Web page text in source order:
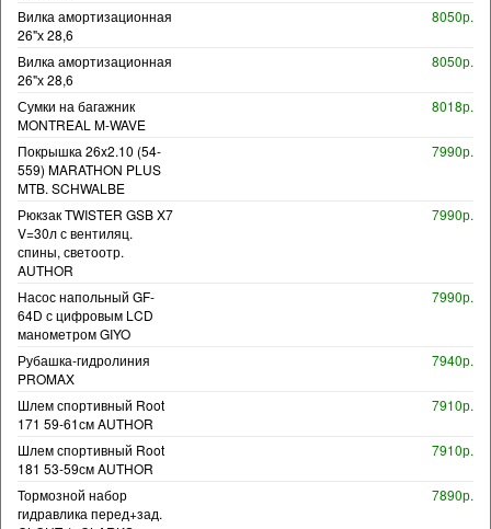
Вилка амортизационная
26"х 28,6
8050р.
Вилка амортизационная
26"х 28,6
8050р.
Сумки на багажник
MONTREAL M-WAVE
8018р.
Покрышка 26x2.10 (54-
559) MARATHON PLUS
MTB. SCHWALBE
7990р.
Рюкзак TWISTER GSB X7
V=30л с вентиляц.
спины, светоотр.
AUTHOR
7990р.
Насос напольный GF-
64D с цифровым LCD
манометром GIYO
7990р.
Рубашка-гидролиния
PROMAX
7940р.
Шлем спортивный Root
171 59-61см AUTHOR
7910р.
Шлем спортивный Root
181 53-59см AUTHOR
7910р.
Тормозной набор
гидравлика перед+зад.
7890р.